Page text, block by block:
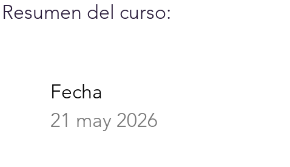
Resumen del curso:
Fecha
21 may 2026